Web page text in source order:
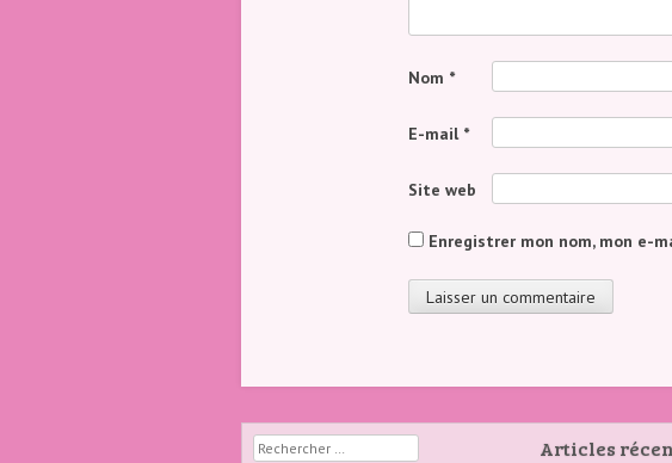
Nom *
E-mail *
Site web
Enregistrer mon nom, mon e-
Rechercher Articles